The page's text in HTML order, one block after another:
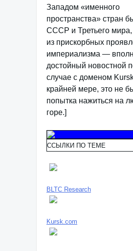
Западом «именного
пространства» стран
СССР и Третьего мира,
из прискорбных
империализма —
достойный новостной
случае с доменом
крайней мере, это не
попытка нажиться на
горе.]
ССЫЛКИ ПО ТЕМЕ
BLTC Research
Kursk.com